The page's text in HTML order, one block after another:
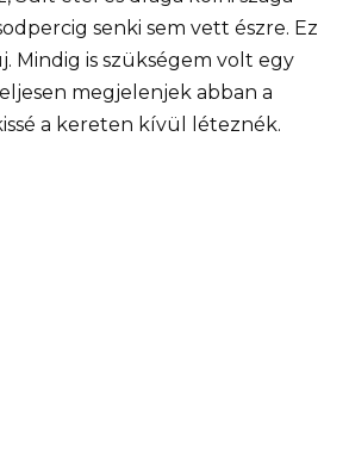
senki sem vett észre. Ez
Mindig is szükségem volt egy
megjelenjek abban a
a kereten kívül léteznék.